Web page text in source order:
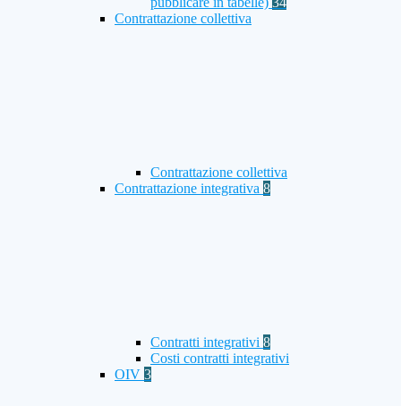
Contrattazione collettiva
Contrattazione collettiva
Contrattazione integrativa 8
Contratti integrativi 8
Costi contratti integrativi
OIV 3